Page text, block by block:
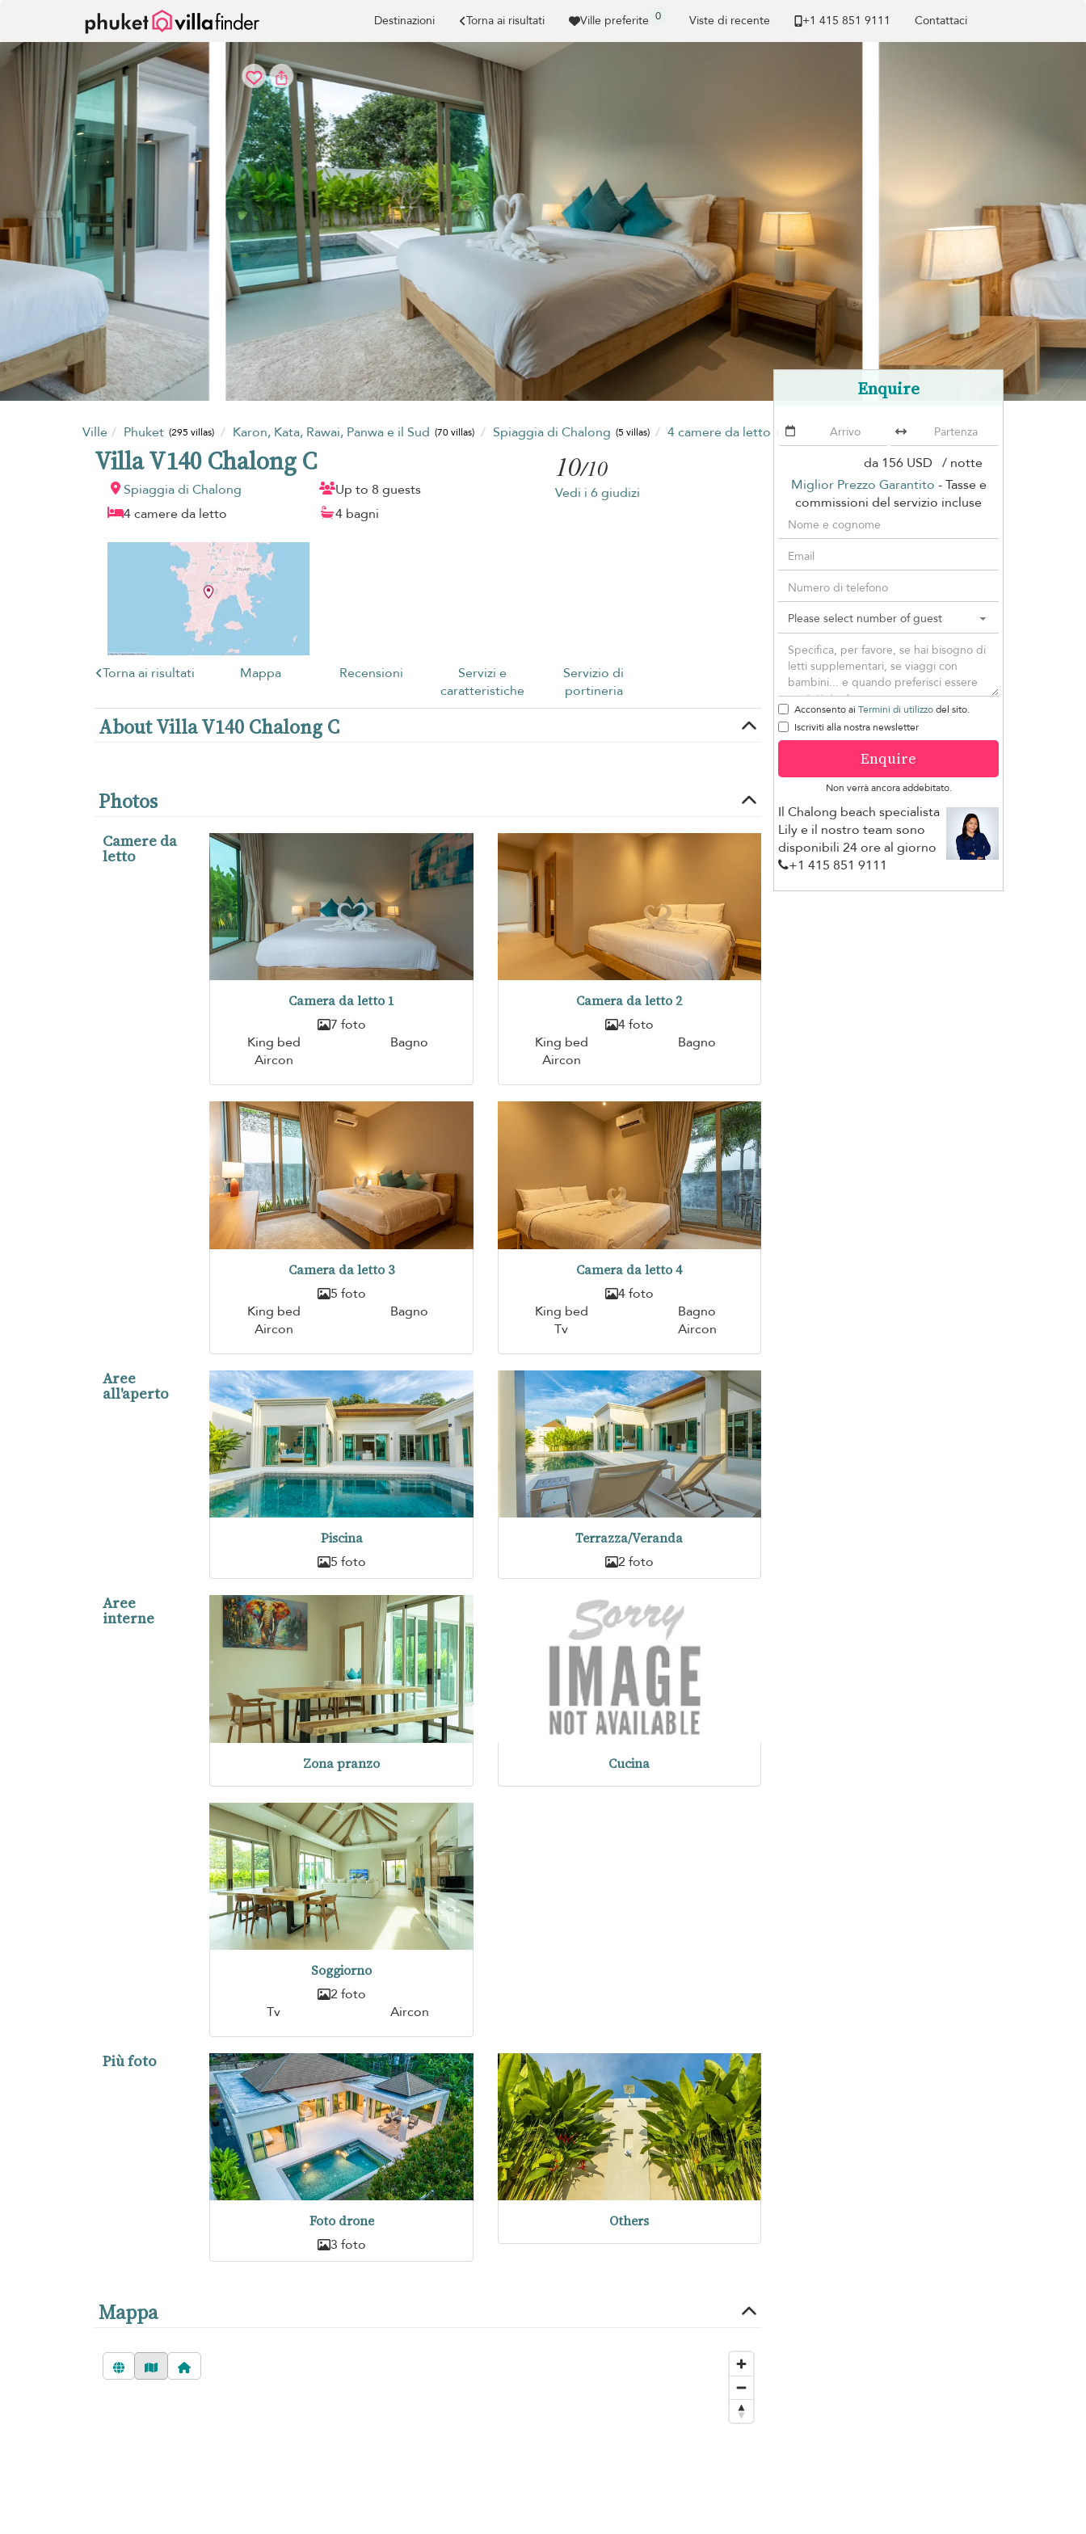
Destinazioni Torna ai risultati Ville preferite 0 Viste di recente +1 ​415 851 9111 Contattaci
Ville Phuket (295 villas) Karon, Kata, Rawai, Panwa e il Sud (70 villas) Spiaggia di Chalong (5 villas) 4 camere da letto (3 villas) Villa V140 Chalong C
Villa V140 Chalong C
Spiaggia di Chalong
Up to 8 guests
4 camere da letto
4 bagni
10/10
Vedi i 6 giudizi
Torna ai risultati Mappa Recensioni
Servizi e
caratteristiche
Servizio di
portineria
About Villa V140 Chalong C
Photos
Camere da
letto
Camera da letto 1
7 foto
King bed
Bagno
Aircon
Camera da letto 2
4 foto
King bed
Bagno
Aircon
Camera da letto 3
5 foto
King bed
Bagno
Aircon
Camera da letto 4
4 foto
King bed
Bagno
Tv
Aircon
Aree
all'aperto
Piscina
5 foto
Terrazza/Veranda
2 foto
Aree
interne
Zona pranzo Cucina
Soggiorno
2 foto
Tv
Aircon
Più foto
Foto drone
3 foto
Others
Mappa
Enquire
da 156 USD / notte
Miglior Prezzo Garantito - Tasse e
commissioni del servizio incluse
Acconsento ai Termini di utilizzodel sito.
Iscriviti alla nostra newsletter
Enquire
Non verrà ancora addebitato.
Il Chalong beach specialista
Lily e il nostro team sono
disponibili 24 ore al giorno
+1 ​415 851 9111
Pannello di gestione dei cookies